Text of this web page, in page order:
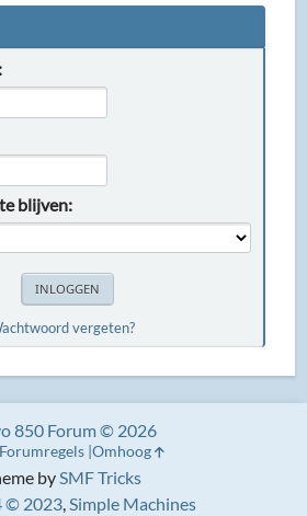
blijven:
vergeten?
bySMF Tricks
© 2023,Simple Machines
850 Forum © 2026
Forumregels Omhoog